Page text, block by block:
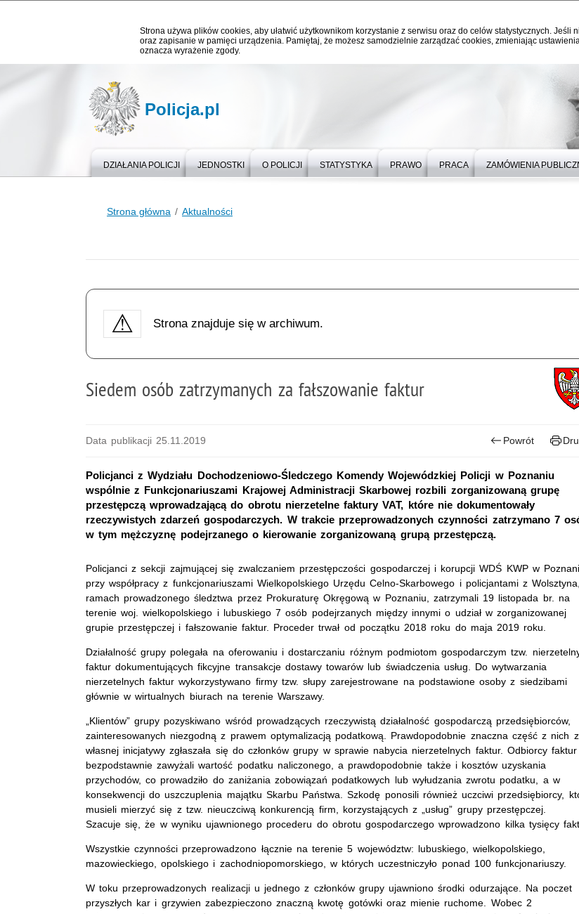
Strona używa plików cookies, aby ułatwić użytkownikom korzystanie z serwisu oraz do celów statystycznych. Jeśli
oraz zapisanie w pamięci urządzenia. Pamiętaj, że możesz samodzielnie zarządzać cookies, zmieniając
oznacza wyrażenie zgody.
Policja.pl
DZIAŁANIA POLICJI JEDNOSTKI O POLICJI STATYSTYKA PRAWO PRACA ZAMÓWIENIA
Strona główna Aktualności
Strona znajduje się w archiwum.
Siedem osób zatrzymanych za fałszowanie faktur
Data publikacji 25.11.2019 Powrót
Policjanci z Wydziału Dochodzeniowo-Śledczego Komendy Wojewódzkiej Policji w Poznaniu
wspólnie z Funkcjonariuszami Krajowej Administracji Skarbowej rozbili zorganizowaną grupę
przestępczą wprowadzającą do obrotu nierzetelne faktury VAT, które nie dokumentowały
rzeczywistych zdarzeń gospodarczych. W trakcie przeprowadzonych czynności zatrzymano 7
w tym mężczyznę podejrzanego o kierowanie zorganizowaną grupą przestępczą.
Policjanci z sekcji zajmującej się zwalczaniem przestępczości gospodarczej i korupcji WDŚ KWP w
przy współpracy z funkcjonariuszami Wielkopolskiego Urzędu Celno-Skarbowego i policjantami z
ramach prowadzonego śledztwa przez Prokuraturę Okręgową w Poznaniu, zatrzymali 19 listopada br. na
terenie woj. wielkopolskiego i lubuskiego 7 osób podejrzanych między innymi o udział w zorganizowanej
grupie przestępczej i fałszowanie faktur. Proceder trwał od początku 2018 roku do maja 2019 roku.
Działalność grupy polegała na oferowaniu i dostarczaniu różnym podmiotom gospodarczym tzw.
faktur dokumentujących fikcyjne transakcje dostawy towarów lub świadczenia usług. Do wytwarzania
nierzetelnych faktur wykorzystywano firmy tzw. słupy zarejestrowane na podstawione osoby z siedzibami
głównie w wirtualnych biurach na terenie Warszawy.
„Klientów” grupy pozyskiwano wśród prowadzących rzeczywistą działalność gospodarczą przedsiębiorców,
zainteresowanych niezgodną z prawem optymalizacją podatkową. Prawdopodobnie znaczna część z nich z
własnej inicjatywy zgłaszała się do członków grupy w sprawie nabycia nierzetelnych faktur. Odbiorcy faktur
bezpodstawnie zawyżali wartość podatku naliczonego, a prawdopodobnie także i kosztów uzyskania
przychodów, co prowadziło do zaniżania zobowiązań podatkowych lub wyłudzania zwrotu podatku, a w
konsekwencji do uszczuplenia majątku Skarbu Państwa. Szkodę ponosili również uczciwi przedsiębiorcy,
musieli mierzyć się z tzw. nieuczciwą konkurencją firm, korzystających z „usług” grupy przestępczej.
Szacuje się, że w wyniku ujawnionego procederu do obrotu gospodarczego wprowadzono kilka tysięcy
Wszystkie czynności przeprowadzono łącznie na terenie 5 województw: lubuskiego, wielkopolskiego,
mazowieckiego, opolskiego i zachodniopomorskiego, w których uczestniczyło ponad 100 funkcjonariuszy.
W toku przeprowadzonych realizacji u jednego z członków grupy ujawniono środki odurzające. Na poczet
przyszłych kar i grzywien zabezpieczono znaczną kwotę gotówki oraz mienie ruchome. Wobec 2